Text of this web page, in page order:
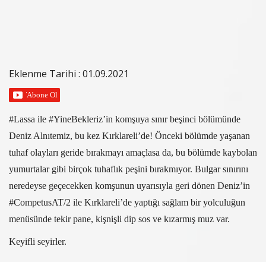
Eklenme Tarihi : 01.09.2021
#Lassa ile #YineBekleriz’in komşuya sınır beşinci bölümünde
Deniz Alnıtemiz, bu kez Kırklareli’de! Önceki bölümde yaşanan
tuhaf olayları geride bırakmayı amaçlasa da, bu bölümde kaybolan
yumurtalar gibi birçok tuhaflık peşini bırakmıyor. Bulgar sınırını
neredeyse geçecekken komşunun uyarısıyla geri dönen Deniz’in
#CompetusAT/2 ile Kırklareli’de yaptığı sağlam bir yolculuğun
menüsünde tekir pane, kişnişli dip sos ve kızarmış muz var.
Keyifli seyirler.